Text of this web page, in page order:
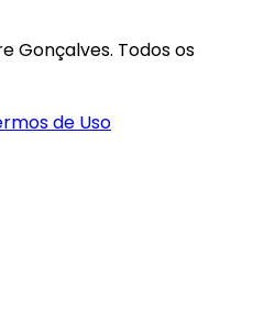
Gonçalves. Todos os
de Uso